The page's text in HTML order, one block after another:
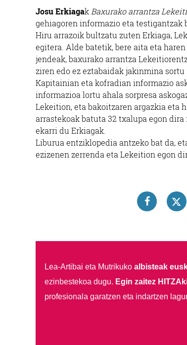
Josu Erkiagak Baxurako arrantza
gehiagoren informazio eta testigantzak
Hiru arrazoik bultzatu zuten Erkiaga,
egitera. Alde batetik, bere aita eta
jendeak, baxurako arrantza
ziren edo ez eztabaidak jakinmina sortu
Kapitainian eta kofradian informazio
informazioa lortu ahala sorpresa
Lekeition, eta bakoitzaren argazkia eta
arrastekoak batuta 32 txalupa egon
ekarri du Erkiagak.
Liburua entziklopedia antzeko bat da,
ezizenen zerrenda eta Lekeition egon
Lea-Artibai eta Mutrikuko albisteak
ezinbestekoa dugu. Egin zaitez
profesionala garatzen eta indartzen